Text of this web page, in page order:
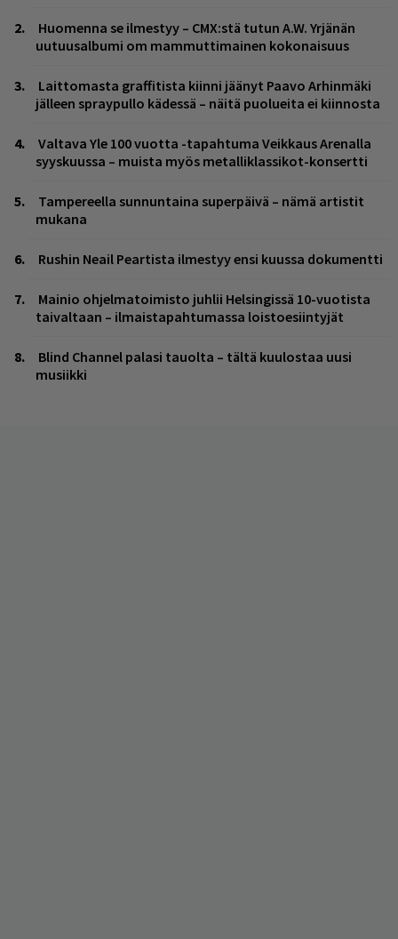
Huomenna se ilmestyy – CMX:stä tutun A.W. Yrjänän
uutuusalbumi om mammuttimainen kokonaisuus
Laittomasta graffitista kiinni jäänyt Paavo Arhinmäki
jälleen spraypullo kädessä – näitä puolueita ei kiinnosta
Valtava Yle 100 vuotta -tapahtuma Veikkaus Arenalla
syyskuussa – muista myös metalliklassikot-konsertti
Tampereella sunnuntaina superpäivä – nämä artistit
mukana
Rushin Neail Peartista ilmestyy ensi kuussa dokumentti
Mainio ohjelmatoimisto juhlii Helsingissä 10-vuotista
taivaltaan – ilmaistapahtumassa loistoesiintyjät
Blind Channel palasi tauolta – tältä kuulostaa uusi
musiikki